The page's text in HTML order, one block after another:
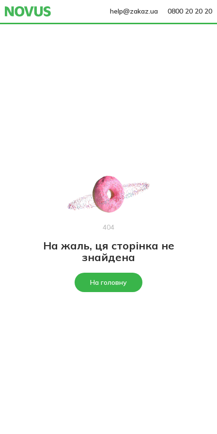
help@zakaz.ua 0800 20 20 20
404
На жаль, ця сторінка не
знайдена
На головну